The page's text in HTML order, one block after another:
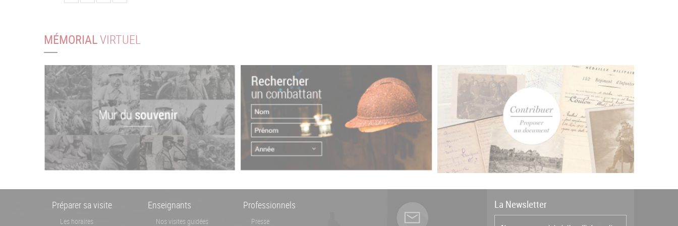
MÉMORIALVIRTUEL
Menu
Préparer sa visite
Les horaires
Enseignants
Nos visites guidées
Professionnels
Presse
La Newsletter